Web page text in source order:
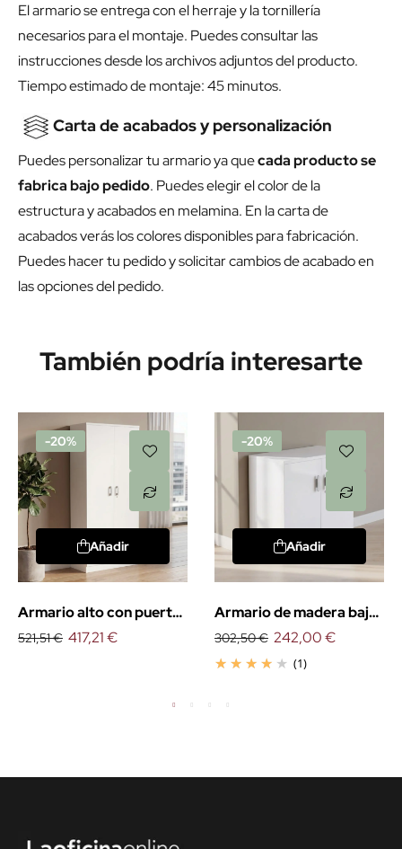
El armario se entrega con el herraje y la tornillería
necesarios para el montaje. Puedes consultar las
instrucciones desde los archivos adjuntos del producto.
Tiempo estimado de montaje: 45 minutos.
Carta de acabados y personalización
Puedes personalizar tu armario ya quecada producto se
fabrica bajo pedido. Puedes elegir el color de la
estructura y acabados en melamina. En la carta de
acabados verás los colores disponibles para fabricación.
Puedes hacer tu pedido y solicitar cambios de acabado en
las opciones del pedido.
También podría interesarte
-20%
Añadir
Armario alto con puertas
4 estantes
521,51 € 417,21 €
-20%
Añadir
Armario de madera bajo
con puertas
302,50 €
(1)
242,00 €